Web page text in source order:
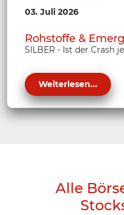
03. Juli 2026
Rohstoffe &
SILBER - Ist der Crash
Weiterlesen...
Alle